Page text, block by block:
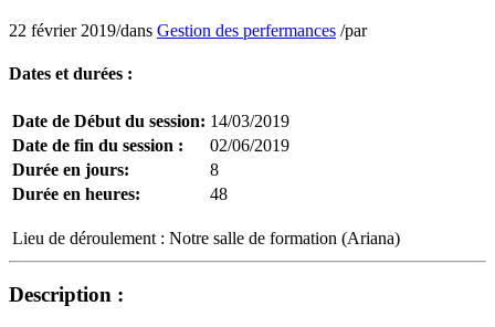
22 février 2019/dans Gestion des perfermances /par
Dates et durées :
Date de Début du session: 14/03/2019
Date de fin du session :
02/06/2019
Durée en jours:
8
Durée en heures:
48
Lieu de déroulement : Notre salle de formation (Ariana)
Description :